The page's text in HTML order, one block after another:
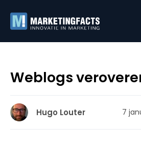
Weblogs
Hugo Louter 7